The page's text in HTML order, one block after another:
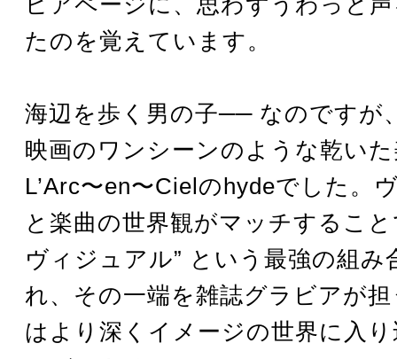
たのを覚えています。
海辺を歩く男の子── なのですが
映画のワンシーンのような乾い
L’Arc〜en〜Cielのhydeでした。
と楽曲の世界観がマッチすること
ヴィジュアル” という最強の組み
れ、その一端を雑誌グラビアが
はより深くイメージの世界に入